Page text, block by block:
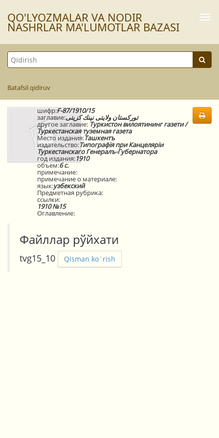
QO'LYOZMАLАR VА NODIR
NАSHRLАR MА'LUMOTLАR BАZАSI
Batafsil qidiruv
шифр:Ғ-87/1910/15
заглавие:توركستان ولايتى نينك كزيتى
другое заглавие: Туркистон вилоятининг газети /
Туркестанская туземная газета
Место издания:Ташкентъ
издательство:Типографiя при Канцелярiи
Туркестанскаго Генералъ-Губернатора
год издания:1910
объем:6 с.
примечание:
примечание о материале:
язык:узбекский
Предметная рубрика:
ссылки:
1910 №15
Оглавление:
Файллар рўйхати
tvg15_10 Qisman ko`rish